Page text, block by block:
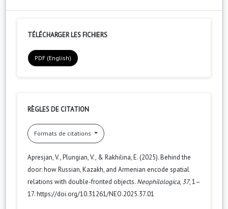
TÉLÉCHARGER LES FICHIERS
PDF (English)
RÈGLES DE CITATION
Formats de citations
Apresjan, V., Plungian, V., & Rakhilina, E. (2025). Behind the
door: how Russian, Kazakh, and Armenian encode spatial
relations with double-fronted objects. Neophilologica, 37, 1–
17. https://doi.org/10.31261/NEO.2025.37.01